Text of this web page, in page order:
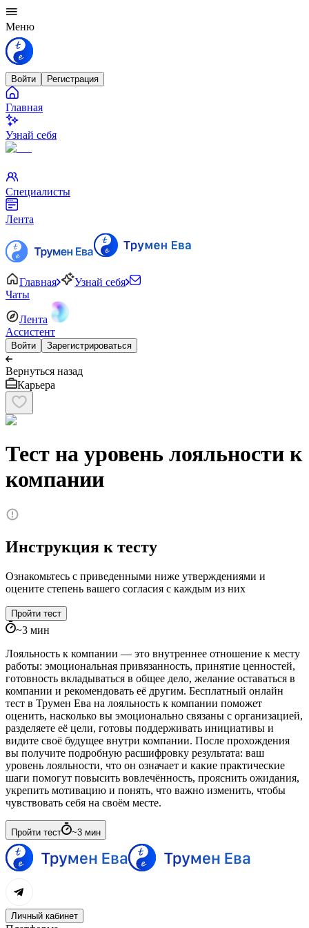
Меню
Войти Регистрация
Главная
Узнай себя
Специалисты
Лента
Главная
Узнай себя
Чаты
Лента
Ассистент
Войти Зарегистрироваться
Вернуться назад
Карьера
Тест на уровень лояльности к
компании
Инструкция к тесту
Ознакомьтесь с приведенными ниже утверждениями и
оцените степень вашего согласия с каждым из них
Пройти тест
~3 мин
Лояльность к компании — это внутреннее отношение к месту
работы: эмоциональная привязанность, принятие ценностей,
готовность вкладываться в общее дело, желание оставаться в
компании и рекомендовать её другим. Бесплатный онлайн
тест в Трумен Ева на лояльность к компании поможет
оценить, насколько вы эмоционально связаны с организацией,
разделяете её цели, готовы поддерживать инициативы и
видите своё будущее внутри компании. После прохождения
вы получите подробную расшифровку результата: ваш
уровень лояльности, что он означает и какие практические
шаги помогут повысить вовлечённость, прояснить ожидания,
укрепить мотивацию и понять, что важно изменить, чтобы
чувствовать себя на своём месте.
Пройти тест ~3 мин
Личный кабинет